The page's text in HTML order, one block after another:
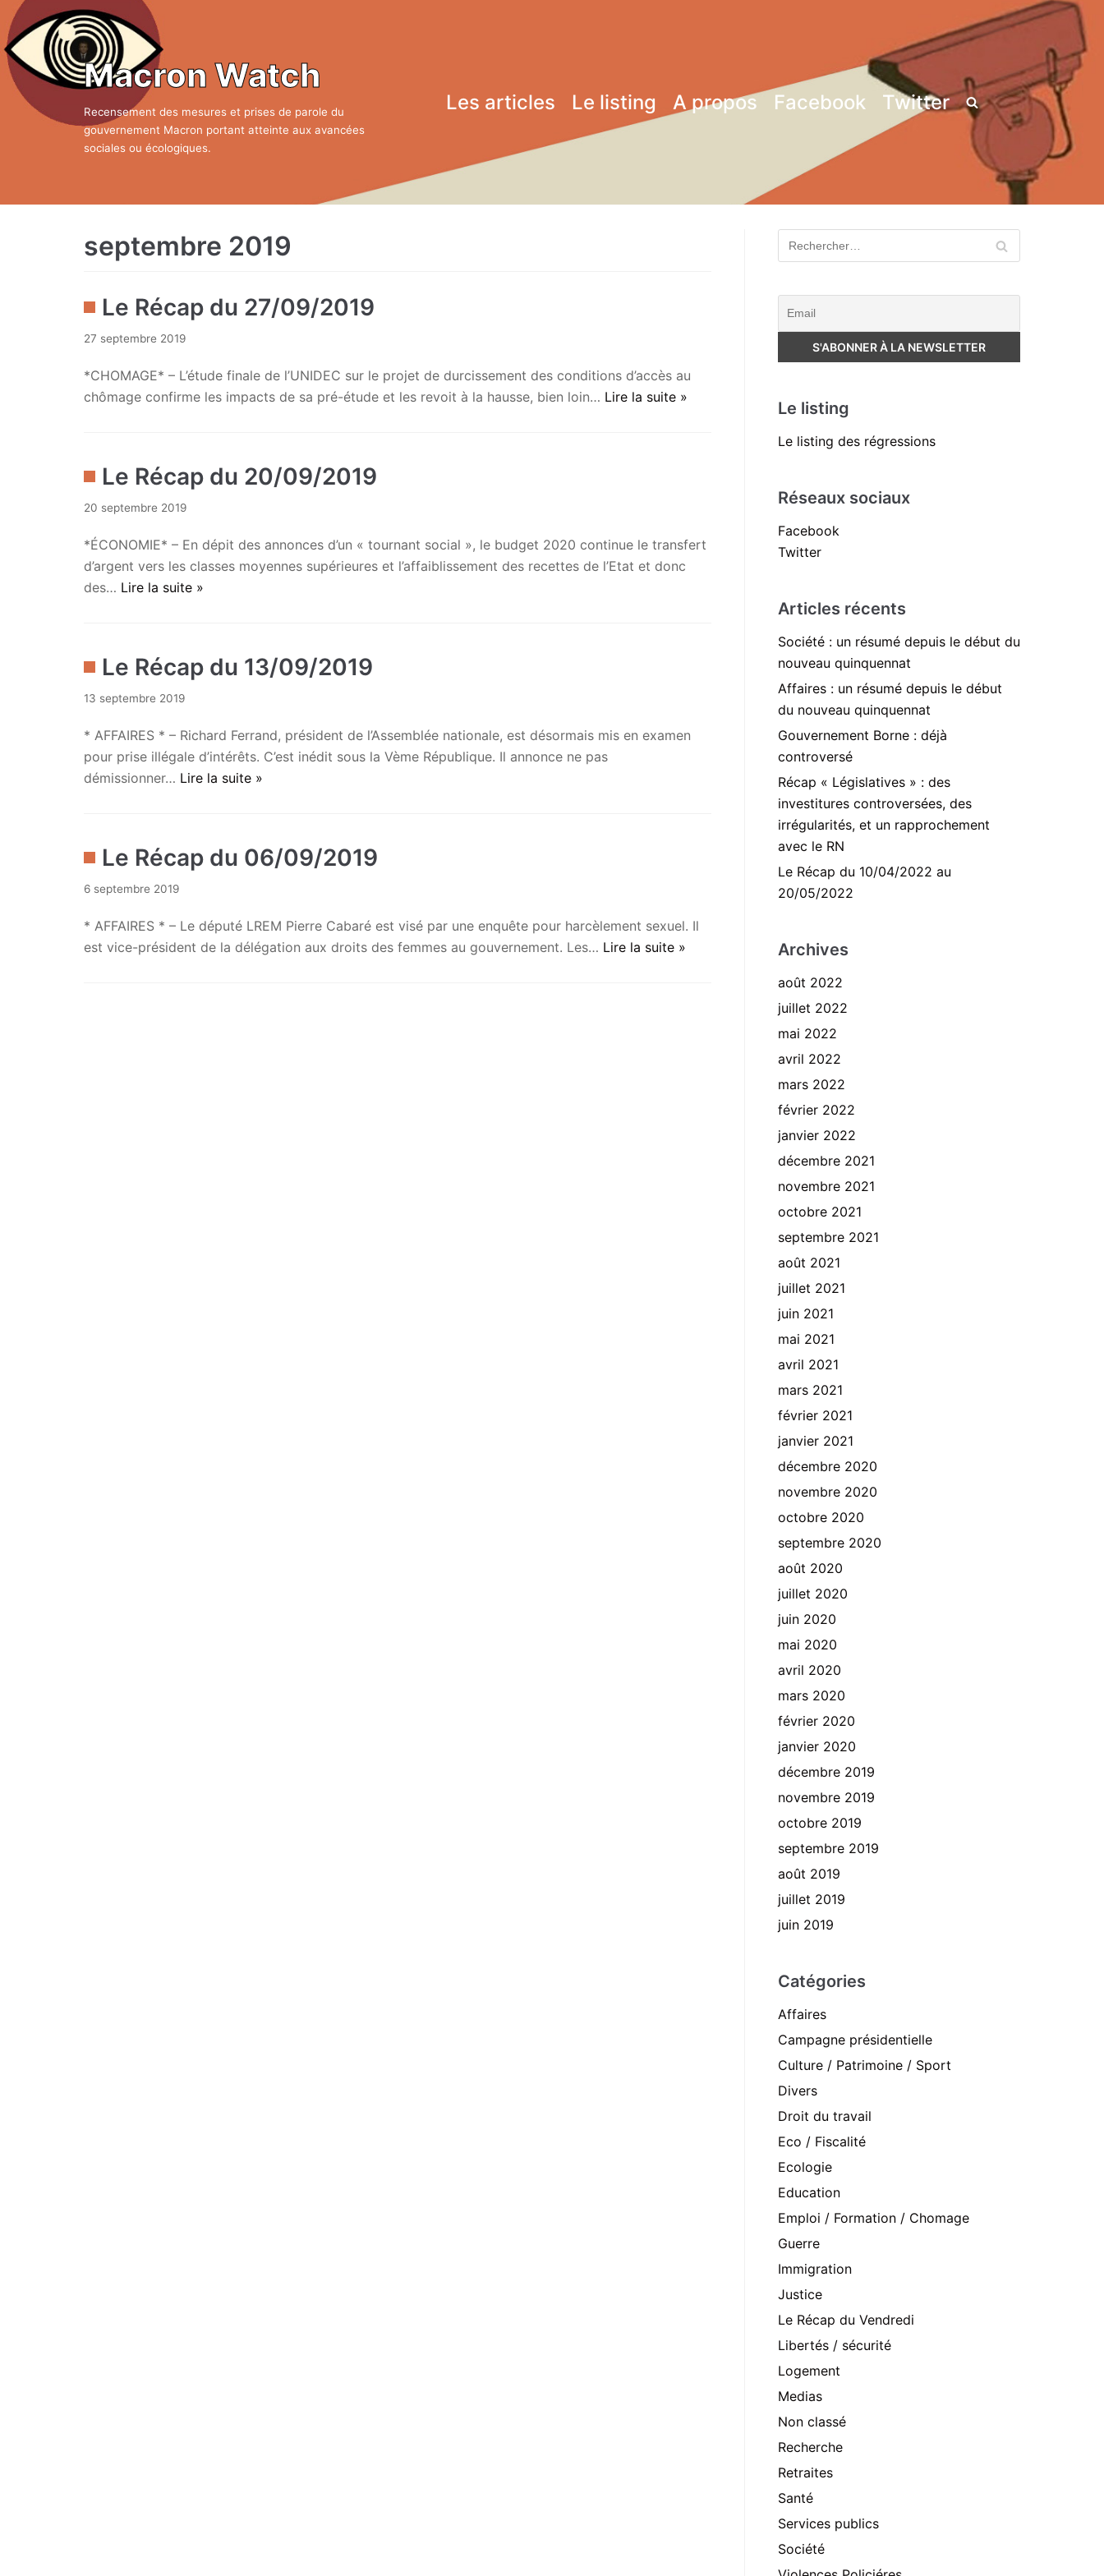
Aller
au
contenu
Macron Watch
Recensement des mesures et prises de parole du
gouvernement Macron portant atteinte aux avancées
sociales ou écologiques.
Les articles Le listing A propos Facebook Twitter
septembre 2019
Le Récap du 27/09/2019
27 septembre 2019
*CHOMAGE* – L’étude finale de l’UNIDEC sur le projet de durcissement des conditions d’accès au
chômage confirme les impacts de sa pré-étude et les revoit à la hausse, bien loin… Lire la suite »
Le Récap du 20/09/2019
20 septembre 2019
*ÉCONOMIE* – En dépit des annonces d’un « tournant social », le budget 2020 continue le transfert
d’argent vers les classes moyennes supérieures et l’affaiblissement des recettes de l’Etat et donc
des… Lire la suite »
Le Récap du 13/09/2019
13 septembre 2019
* AFFAIRES * – Richard Ferrand, président de l’Assemblée nationale, est désormais mis en examen
pour prise illégale d’intérêts. C’est inédit sous la Vème République. Il annonce ne pas
démissionner… Lire la suite »
Le Récap du 06/09/2019
6 septembre 2019
* AFFAIRES * – Le député LREM Pierre Cabaré est visé par une enquête pour harcèlement sexuel. Il
est vice-président de la délégation aux droits des femmes au gouvernement. Les… Lire la suite »
Le listing
Le listing des régressions
Réseaux sociaux
Facebook
Twitter
Articles récents
Société : un résumé depuis le début du
nouveau quinquennat
Affaires : un résumé depuis le début
du nouveau quinquennat
Gouvernement Borne : déjà
controversé
Récap « Législatives » : des
investitures controversées, des
irrégularités, et un rapprochement
avec le RN
Le Récap du 10/04/2022 au
20/05/2022
Archives
août 2022
juillet 2022
mai 2022
avril 2022
mars 2022
février 2022
janvier 2022
décembre 2021
novembre 2021
octobre 2021
septembre 2021
août 2021
juillet 2021
juin 2021
mai 2021
avril 2021
mars 2021
février 2021
janvier 2021
décembre 2020
novembre 2020
octobre 2020
septembre 2020
août 2020
juillet 2020
juin 2020
mai 2020
avril 2020
mars 2020
février 2020
janvier 2020
décembre 2019
novembre 2019
octobre 2019
septembre 2019
août 2019
juillet 2019
juin 2019
Catégories
Affaires
Campagne présidentielle
Culture / Patrimoine / Sport
Divers
Droit du travail
Eco / Fiscalité
Ecologie
Education
Emploi / Formation / Chomage
Guerre
Immigration
Justice
Le Récap du Vendredi
Libertés / sécurité
Logement
Medias
Non classé
Recherche
Retraites
Santé
Services publics
Société